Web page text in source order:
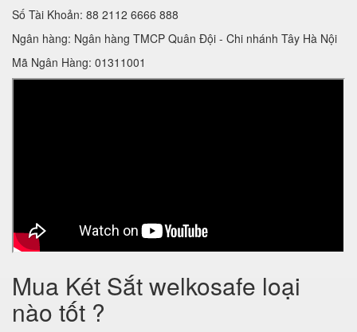
Số Tài Khoản: 88 2112 6666 888
Ngân hàng: Ngân hàng TMCP Quân Đội - Chi nhánh Tây Hà Nội
Mã Ngân Hàng: 01311001
Mua Két Sắt welkosafe loại
nào tốt ?